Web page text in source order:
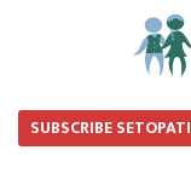
SUBSCRIBE SETOPATI